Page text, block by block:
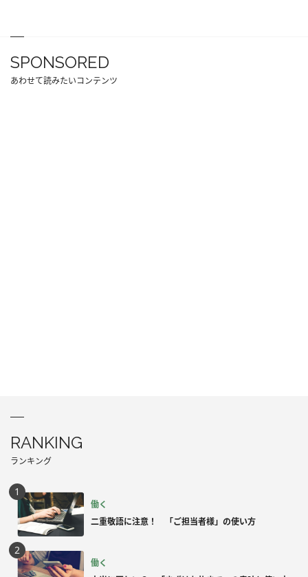
SPONSORED
あわせて読みたいコンテンツ
RANKING
ランキング
働く
二重敬語に注意！ 「ご担当者様」の使い方
働く